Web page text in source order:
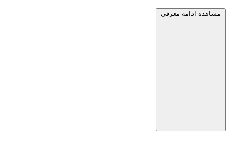
مشاهده ادامه معرفی